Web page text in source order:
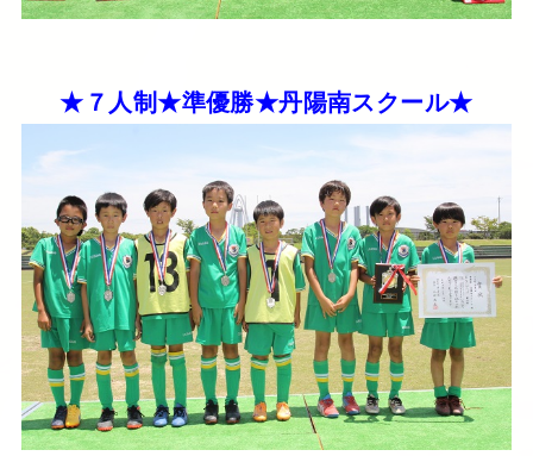
★７人制★準優勝★丹陽南スクール★